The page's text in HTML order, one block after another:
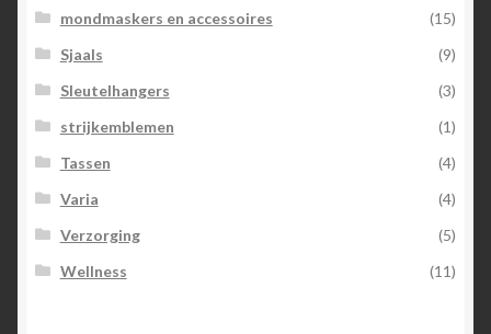
mondmaskers en accessoires
(15)
Sjaals
(9)
Sleutelhangers
(3)
strijkemblemen
(1)
Tassen
(4)
Varia
(4)
Verzorging
(5)
Wellness
(11)